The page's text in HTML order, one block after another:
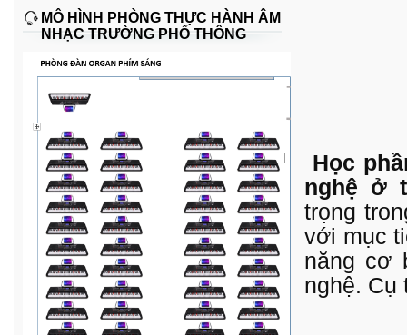
MÔ HÌNH PHÒNG THỰC HÀNH ÂM
NHẠC TRƯỜNG PHỔ THÔNG
Học
nghệ ở
trọng
với mục
năng cơ
nghệ. Cụ